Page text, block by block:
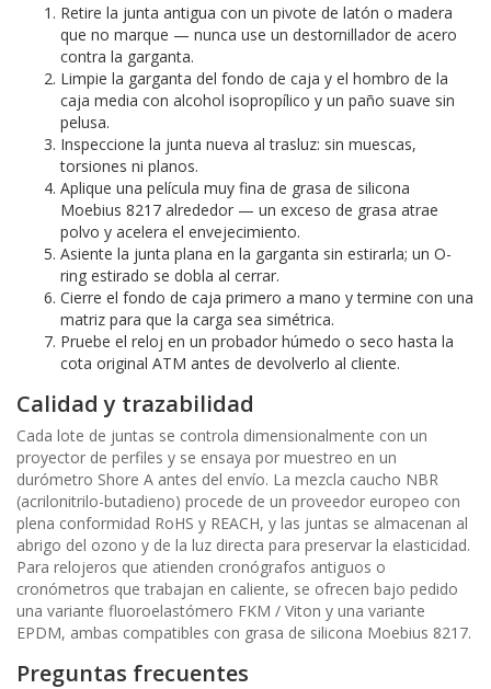
Retire la junta antigua con un pivote de latón o madera
que no marque — nunca use un destornillador de acero
contra la garganta.
Limpie la garganta del fondo de caja y el hombro de la
caja media con alcohol isopropílico y un paño suave sin
pelusa.
Inspeccione la junta nueva al trasluz: sin muescas,
torsiones ni planos.
Aplique una película muy fina de grasa de silicona
Moebius 8217 alrededor — un exceso de grasa atrae
polvo y acelera el envejecimiento.
Asiente la junta plana en la garganta sin estirarla; un O-
ring estirado se dobla al cerrar.
Cierre el fondo de caja primero a mano y termine con una
matriz para que la carga sea simétrica.
Pruebe el reloj en un probador húmedo o seco hasta la
cota original ATM antes de devolverlo al cliente.
Calidad y trazabilidad
Cada lote de juntas se controla dimensionalmente con un
proyector de perfiles y se ensaya por muestreo en un
durómetro Shore A antes del envío. La mezcla caucho NBR
(acrilonitrilo-butadieno) procede de un proveedor europeo con
plena conformidad RoHS y REACH, y las juntas se almacenan al
abrigo del ozono y de la luz directa para preservar la elasticidad.
Para relojeros que atienden cronógrafos antiguos o
cronómetros que trabajan en caliente, se ofrecen bajo pedido
una variante fluoroelastómero FKM / Viton y una variante
EPDM, ambas compatibles con grasa de silicona Moebius 8217.
Preguntas frecuentes